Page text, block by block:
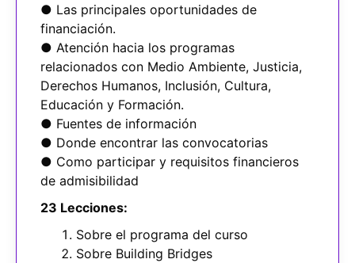
● Las principales oportunidades de
financiación.
● Atención hacia los programas
relacionados con Medio Ambiente, Justicia,
Derechos Humanos, Inclusión, Cultura,
Educación y Formación.
● Fuentes de información
● Donde encontrar las convocatorias
● Como participar y requisitos financieros
de admisibilidad
23 Lecciones:
Sobre el programa del curso
Sobre Building Bridges